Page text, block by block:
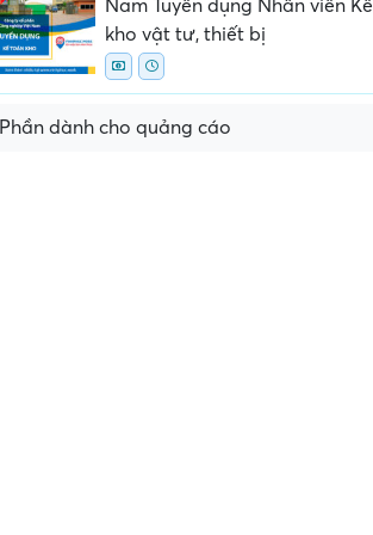
Nam Tuyển dụng Nhân viên
kho vật tư, thiết bị
Phần dành cho quảng cáo